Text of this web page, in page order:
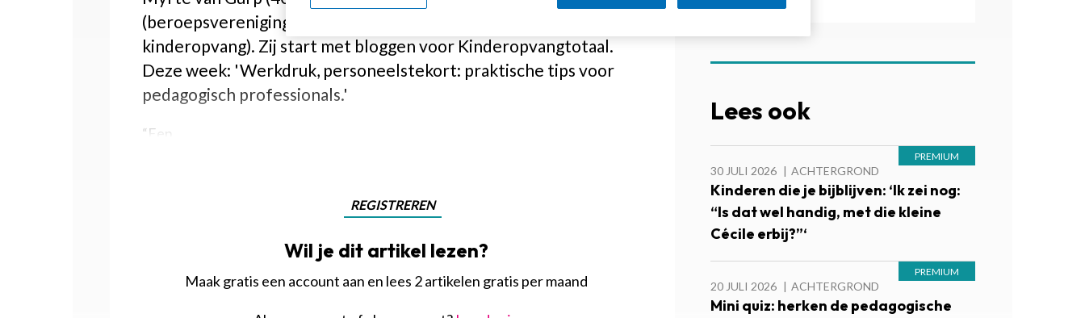
(beroepsvereniging voor pedagogisch professionals in
kinderopvang). Zij start met bloggen voor Kinderopvangtotaal.
Deze week: 'Werkdruk, personeelstekort: praktische tips voor
pedagogisch professionals.'
“Een
REGISTREREN
Wil je dit artikel lezen?
Maak gratis een account aan en lees 2 artikelen gratis per maand
Lees ook
30 JULI 2026 ACHTERGROND
Kinderen die je bijblijven: ‘Ik zei nog:
“Is dat wel handig, met die kleine
Cécile erbij?”‘
20 JULI 2026 ACHTERGROND
Mini quiz: herken de pedagogische